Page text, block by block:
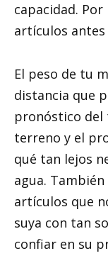
capacidad.
artículos
El peso de tu
distancia que
pronóstico del
terreno y el
qué tan lejos
agua.
artículos que
suya con tan
confiar en su